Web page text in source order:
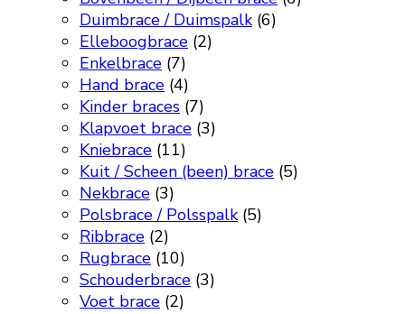
Duimbrace / Duimspalk (6)
Elleboogbrace (2)
Enkelbrace (7)
Hand brace (4)
Kinder braces (7)
Klapvoet brace (3)
Kniebrace (11)
Kuit / Scheen (been) brace (5)
Nekbrace (3)
Polsbrace / Polsspalk (5)
Ribbrace (2)
Rugbrace (10)
Schouderbrace (3)
Voet brace (2)